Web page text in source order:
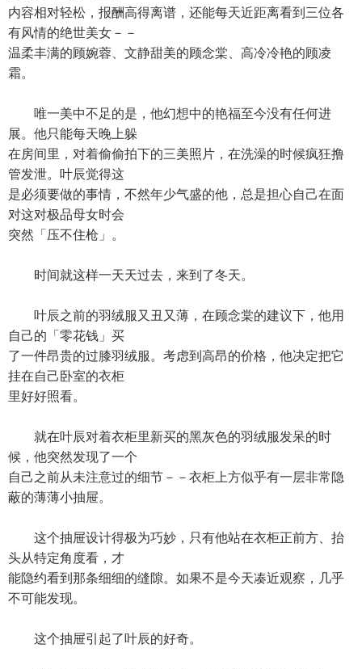
内容相对轻松，报酬高得离谱，还能每天近距离看到三位各
有风情的绝世美女－－
温柔丰满的顾婉蓉、文静甜美的顾念棠、高冷冷艳的顾凌
霜。
唯一美中不足的是，他幻想中的艳福至今没有任何进
展。他只能每天晚上躲
在房间里，对着偷偷拍下的三美照片，在洗澡的时候疯狂撸
管发泄。叶辰觉得这
是必须要做的事情，不然年少气盛的他，总是担心自己在面
对这对极品母女时会
突然「压不住枪」。
时间就这样一天天过去，来到了冬天。
叶辰之前的羽绒服又丑又薄，在顾念棠的建议下，他用
自己的「零花钱」买
了一件昂贵的过膝羽绒服。考虑到高昂的价格，他决定把它
挂在自己卧室的衣柜
里好好照看。
就在叶辰对着衣柜里新买的黑灰色的羽绒服发呆的时
候，他突然发现了一个
自己之前从未注意过的细节－－衣柜上方似乎有一层非常隐
蔽的薄薄小抽屉。
这个抽屉设计得极为巧妙，只有他站在衣柜正前方、抬
头从特定角度看，才
能隐约看到那条细细的缝隙。如果不是今天凑近观察，几乎
不可能发现。
这个抽屉引起了叶辰的好奇。